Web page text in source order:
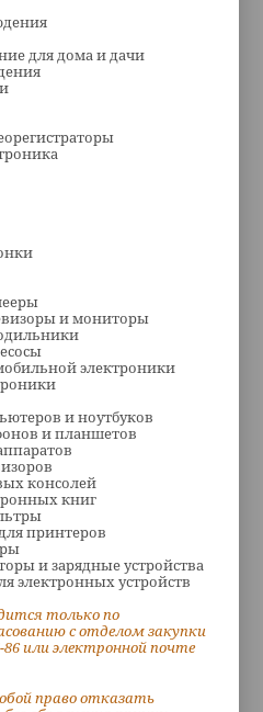
для дома и дачи
и мониторы
электроники
и ноутбуков
и планшетов
консолей
книг
принтеров
и зарядные устройства
электронных устройств
только по
с отделом закупки
86 или электронной почте
право отказать